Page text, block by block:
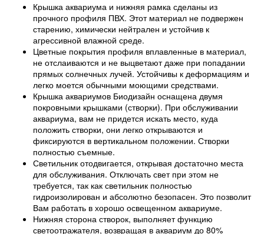
Крышка аквариума и нижняя рамка сделаны из
прочного профиля ПВХ. Этот материал не подвержен
старению, химически нейтрален и устойчив к
агрессивной влажной среде.
Цветные покрытия профиля вплавленные в материал,
не отслаиваются и не выцветают даже при попадании
прямых солнечных лучей. Устойчивы к деформациям и
легко моется обычными моющими средствами.
Крышка аквариумов Биодизайн оснащена двумя
покровными крышками (створки). При обслуживании
аквариума, вам не придется искать место, куда
положить створки, они легко открываются и
фиксируются в вертикальном положении. Створки
полностью съемные.
Светильник отодвигается, открывая достаточно места
для обслуживания. Отключать свет при этом не
требуется, так как светильник полностью
гидроизолирован и абсолютно безопасен. Это позволит
Вам работать в хорошо освещенном аквариуме.
Нижняя сторона створок, выполняет функцию
светоотражателя, возвращая в аквариум до 80%